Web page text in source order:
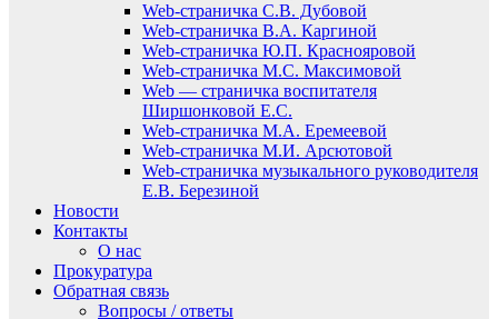
Web-страничка С.В. Дубовой
Web-страничка В.А. Каргиной
Web-страничка Ю.П. Краснояровой
Web-страничка М.С. Максимовой
Web — страничка воспитателя
Ширшонковой Е.С.
Web-страничка М.А. Еремеевой
Web-страничка М.И. Арсютовой
Web-страничка музыкального руководителя
Е.В. Березиной
Новости
Контакты
О нас
Прокуратура
Обратная связь
Вопросы / ответы